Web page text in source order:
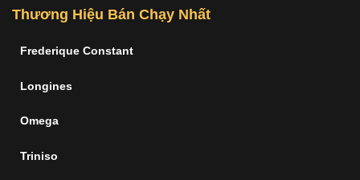
Thương Hiệu Bán Chạy Nhất
Frederique Constant
Longines
Omega
Triniso